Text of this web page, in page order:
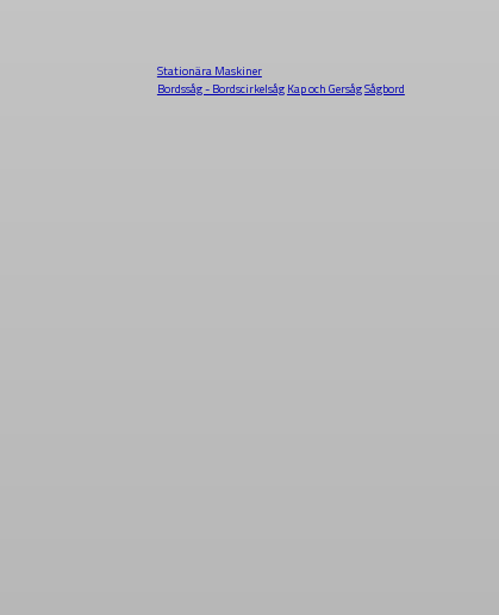
Stationära Maskiner
Bordssåg - Bordscirkelsåg Kap och GersågSågbord